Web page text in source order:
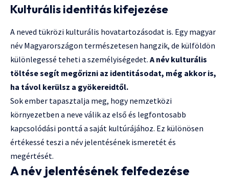
Kulturális identitás kifejezése
A neved tükrözi kulturális hovatartozásodat is. Egy magyar
név Magyarországon természetesen hangzik, de külföldön
különlegessé teheti a személyiségedet. A név kulturális
töltése segít megőrizni az identitásodat, még akkor is,
ha távol kerülsz a gyökereidtől.
Sok ember tapasztalja meg, hogy nemzetközi
környezetben a neve válik az első és legfontosabb
kapcsolódási ponttá a saját kultúrájához. Ez különösen
értékessé teszi a név jelentésének ismeretét és
megértését.
A név jelentésének felfedezése